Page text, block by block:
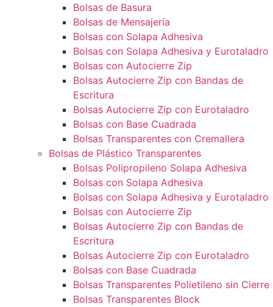
Bolsas de Basura
Bolsas de Mensajería
Bolsas con Solapa Adhesiva
Bolsas con Solapa Adhesiva y Eurotaladro
Bolsas con Autocierre Zip
Bolsas Autocierre Zip con Bandas de
Escritura
Bolsas Autocierre Zip con Eurotaladro
Bolsas con Base Cuadrada
Bolsas Transparentes con Cremallera
Bolsas de Plástico Transparentes
Bolsas Polipropileno Solapa Adhesiva
Bolsas con Solapa Adhesiva
Bolsas con Solapa Adhesiva y Eurotaladro
Bolsas con Autocierre Zip
Bolsas Autocierre Zip con Bandas de
Escritura
Bolsas Autocierre Zip con Eurotaladro
Bolsas con Base Cuadrada
Bolsas Transparentes Polietileno sin Cierre
Bolsas Transparentes Block